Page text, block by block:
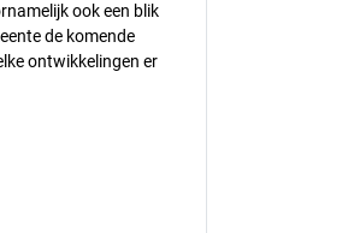
ook een blik
de komende
ontwikkelingen er